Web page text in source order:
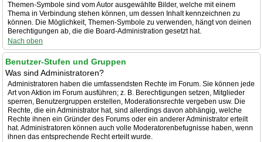
Themen-Symbole sind vom Autor ausgewählte Bilder, welche mit einem
Thema in Verbindung stehen können, um dessen Inhalt kennzeichnen zu
können. Die Möglichkeit, Themen-Symbole zu verwenden, hängt von deinen
Berechtigungen ab, die die Board-Administration gesetzt hat.
Nach oben
Benutzer-Stufen und Gruppen
Was sind Administratoren?
Administratoren haben die umfassendsten Rechte im Forum. Sie können jede
Art von Aktion im Forum ausführen; z. B. Berechtigungen setzen, Mitglieder
sperren, Benutzergruppen erstellen, Moderationsrechte vergeben usw. Die
Rechte, die ein Administrator hat, sind allerdings davon abhängig, welche
Rechte ihnen ein Gründer des Forums oder ein anderer Administrator erteilt
hat. Administratoren können auch volle Moderatorenbefugnisse haben, wenn
ihnen das entsprechende Recht erteilt wurde.